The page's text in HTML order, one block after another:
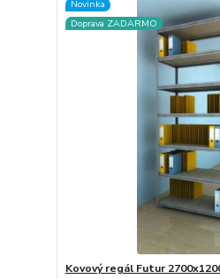
Novinka
Doprava ZADARMO
Kovový regál Futur